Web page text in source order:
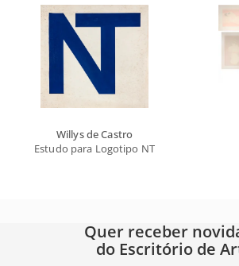
Willys de Castro
Estudo para Logotipo NT
Quer receber
do Escritório de